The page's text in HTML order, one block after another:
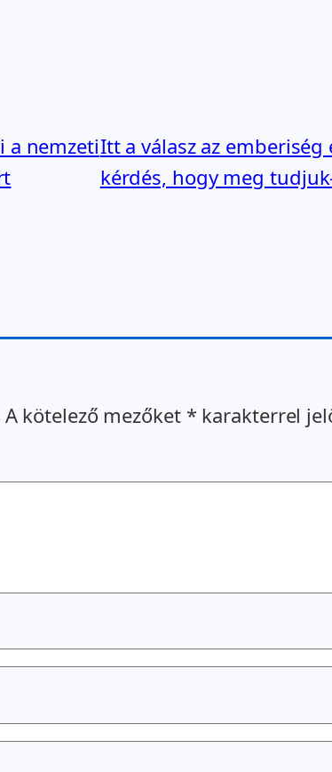
a nemzetiItt a válasz az
kérdés, hogy meg
A kötelező mezőket * karakterrel